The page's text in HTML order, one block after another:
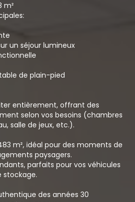
m²
un séjour lumineux
de plain-pied
entièrement, offrant des
selon vos besoins (chambres
salle de jeux, etc.).
m², idéal pour des moments de
paysagers.
parfaits pour vos véhicules
stockage.
des années 30